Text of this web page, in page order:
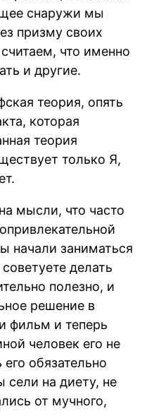
снаружи мы
призму своих
что именно
и другие.
теория, опять
которая
теория
только Я,
мысли, что часто
начали заниматься
делать
полезно, и
решение в
фильм и теперь
человек его не
обязательно
на диету, не
от мучного,